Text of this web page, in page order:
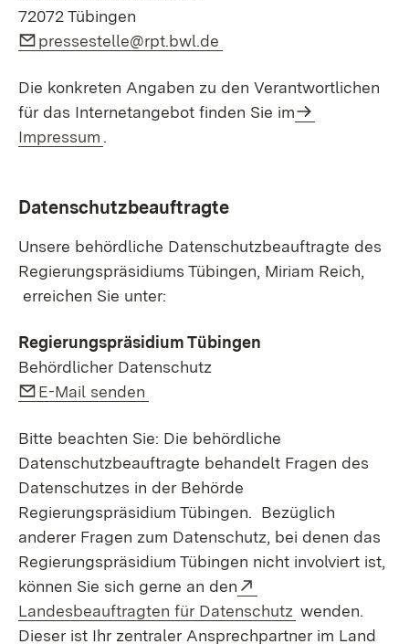
72072 Tübingen
Link auf E-Mail:
pressestelle@rpt.bwl.de
Die konkreten Angaben zu den Verantwortlichen
für das Internetangebot finden Sie im
Impressum .
Datenschutzbeauftragte
Unsere behördliche Datenschutzbeauftragte des
Regierungspräsidiums Tübingen, Miriam Reich,
erreichen Sie unter:
Regierungspräsidium Tübingen
Behördlicher Datenschutz
Link auf E-Mail:
E-Mail senden
Bitte beachten Sie: Die behördliche
Datenschutzbeauftragte behandelt Fragen des
Datenschutzes in der Behörde
Regierungspräsidium Tübingen. Bezüglich
anderer Fragen zum Datenschutz, bei denen das
Regierungspräsidium Tübingen nicht involviert ist,
können Sie sich gerne an den
Landesbeauftragten für Datenschutz wenden.
Dieser ist Ihr zentraler Ansprechpartner im Land